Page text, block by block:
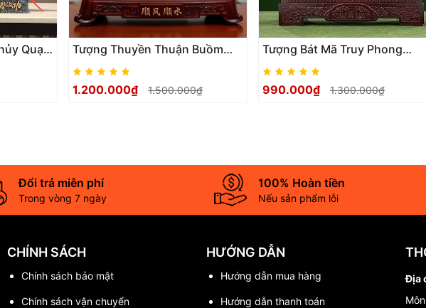
Quạt
Mã
Tượng Thuyền Thuận Buồm
Xuôi Gió Đĩa Ngọc Như Ý
, Khai Trương, Tặng Sếp
1.200.000₫ 1.500.000₫
Tượng Bát Mã Truy Phong
Trắng Ngọc, Mang Lộc Tài, May
Khai Trương Decor
990.000₫ 1.300.000₫
Đổi trả miễn phí
Trong vòng 7 ngày
100% Hoàn tiền
Nếu sản phẩm lỗi
CHÍNH SÁCH
Chính sách bảo mật
Chính sách vận chuyển
HƯỚNG DẪN
Hướng dẫn mua hàng
Hướng dẫn thanh toán
Địa